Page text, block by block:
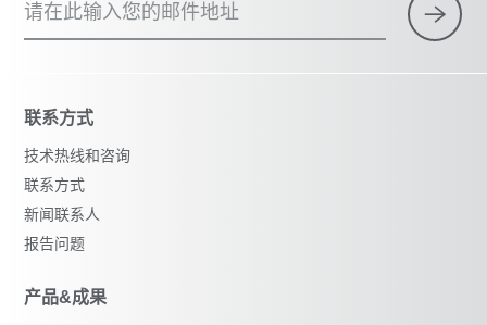
请在此输入您的邮件地址
联系方式
技术热线和咨询
联系方式
新闻联系人
报告问题
产品&成果